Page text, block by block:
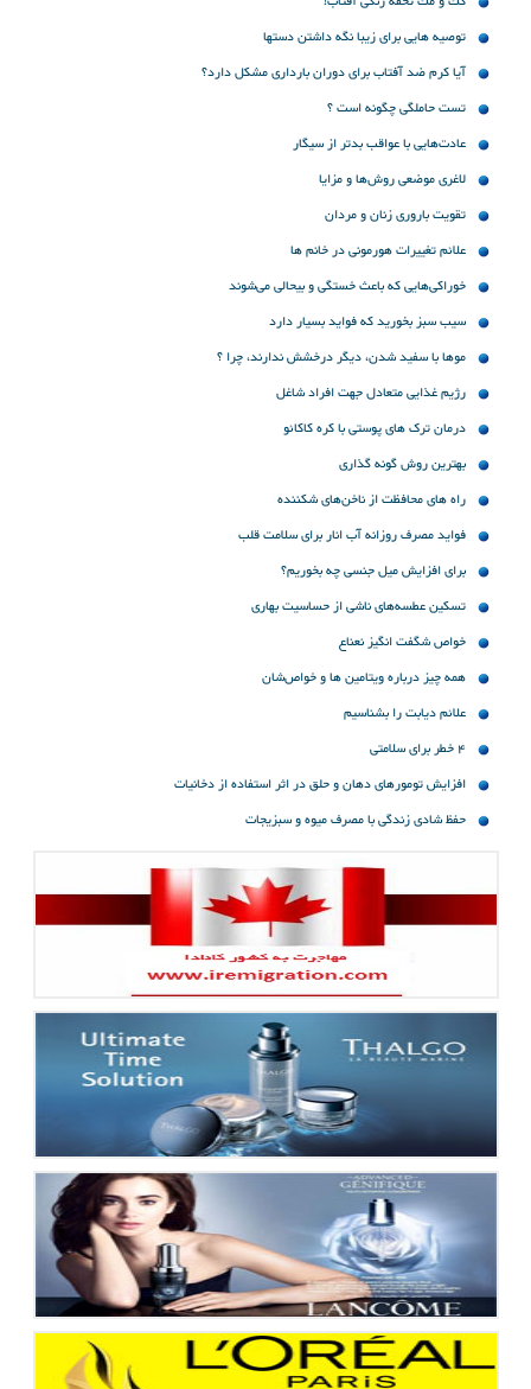
توصیه هایی برای زیبا نگه داشتن دستها
آیا کرم ضد آفتاب برای دوران بارداری مشکل دارد؟
تست حاملگی چگونه است ؟
عادت‌هایی با عواقب بدتر از سیگار
لاغری موضعی روش‌ها و مزایا
تقویت باروری زنان و مردان
علائم تغییرات هورمونی در خانم ها
خوراکی‌هایی که باعث خستگی و بیحالی می‌شوند
سیب سبز بخورید که فواید بسیار دارد
موها با سفید شدن، دیگر درخشش ندارند، چرا ؟
رژیم غذایی متعادل جهت افراد شاغل
درمان ترک های پوستی با کره کاکائو
بهترین روش گونه گذاری
راه های محافظت از ناخن‌های شكننده
فواید مصرف روزانه آب انار برای سلامت قلب
برای افزایش میل جنسی چه بخوریم؟
تسکین عطسه‌های ناشی از حساسیت بهاری
خواص شگفت انگیز نعناع
همه چیز درباره ویتامین ها و خواص‌شان
علائم دیابت را بشناسیم
4 خطر برای سلامتی
افزایش تومورهای دهان و حلق در اثر استفاده از دخانیات
حفظ شادی زندگی با مصرف میوه و سبزیجات